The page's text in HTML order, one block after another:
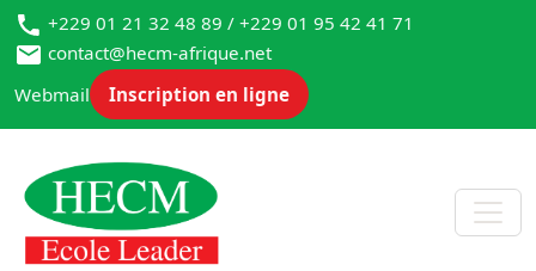
+229 01 21 32 48 89 / +229 01 95 42 41 71
contact@hecm-afrique.net
Webmail
Inscription en ligne